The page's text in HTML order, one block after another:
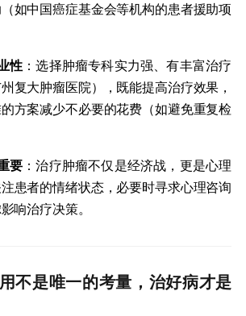
如中国癌症基金会等机构的患者援助项
性​​：选择肿瘤专科实力强、有丰富治疗
复大肿瘤医院），既能提高治疗效果，
方案减少不必要的花费（如避免重复检
要​​：治疗肿瘤不仅是经济战，更是心理
患者的情绪状态，必要时寻求心理咨询
响治疗决策。
不是唯一的考量，治好病才是